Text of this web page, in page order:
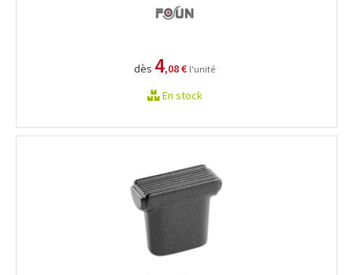
dès 4,08 € l'unité
En stock